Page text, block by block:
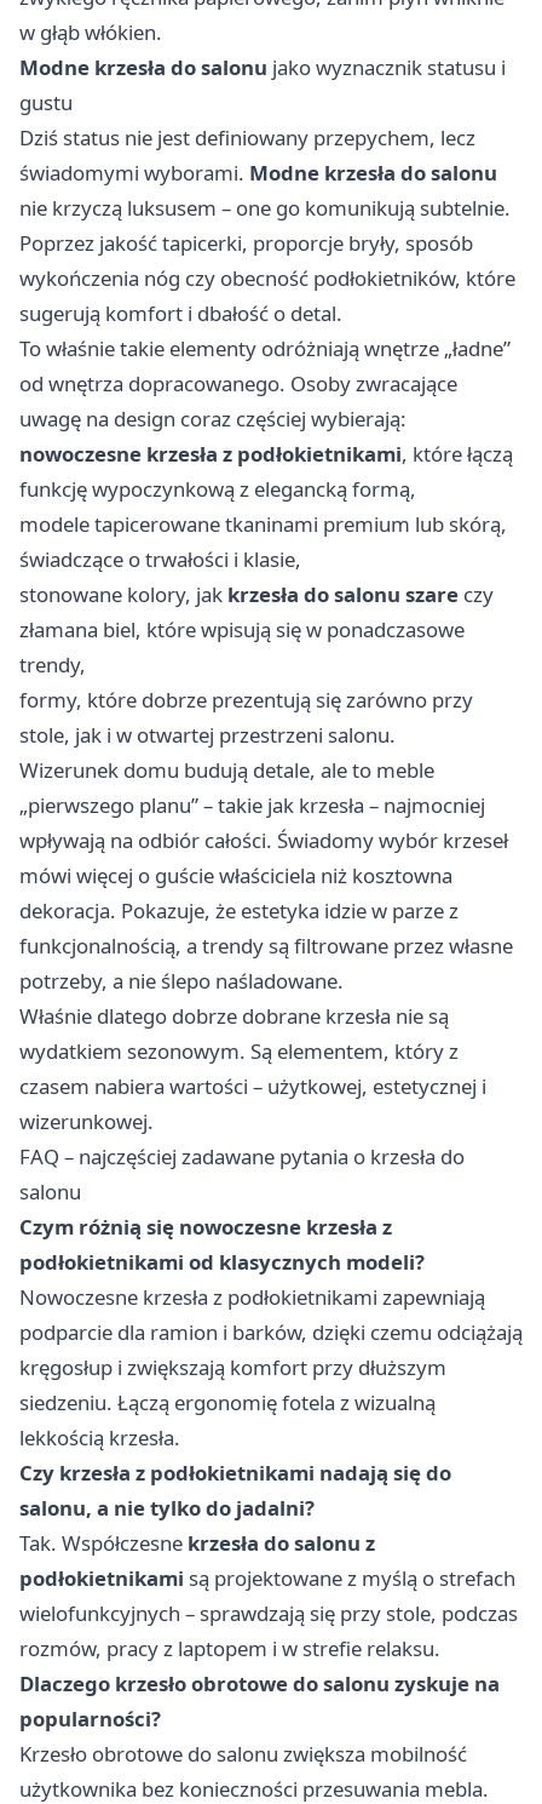
w głąb włókien.
Modne krzesła do salonu jako wyznacznik statusu i
gustu
Dziś status nie jest definiowany przepychem, lecz
świadomymi wyborami. Modne krzesła do salonu
nie krzyczą luksusem – one go komunikują subtelnie.
Poprzez jakość tapicerki, proporcje bryły, sposób
wykończenia nóg czy obecność podłokietników, które
sugerują komfort i dbałość o detal.
To właśnie takie elementy odróżniają wnętrze „ładne”
od wnętrza dopracowanego. Osoby zwracające
uwagę na design coraz częściej wybierają:
nowoczesne krzesła z podłokietnikami, które łączą
funkcję wypoczynkową z elegancką formą,
modele tapicerowane tkaninami premium lub skórą,
świadczące o trwałości i klasie,
stonowane kolory, jak krzesła do salonu szare czy
złamana biel, które wpisują się w ponadczasowe
trendy,
formy, które dobrze prezentują się zarówno przy
stole, jak i w otwartej przestrzeni salonu.
Wizerunek domu budują detale, ale to meble
„pierwszego planu” – takie jak krzesła – najmocniej
wpływają na odbiór całości. Świadomy wybór krzeseł
mówi więcej o guście właściciela niż kosztowna
dekoracja. Pokazuje, że estetyka idzie w parze z
funkcjonalnością, a trendy są filtrowane przez własne
potrzeby, a nie ślepo naśladowane.
Właśnie dlatego dobrze dobrane krzesła nie są
wydatkiem sezonowym. Są elementem, który z
czasem nabiera wartości – użytkowej, estetycznej i
wizerunkowej.
FAQ – najczęściej zadawane pytania o krzesła do
salonu
Czym różnią się nowoczesne krzesła z
podłokietnikami od klasycznych modeli?
Nowoczesne krzesła z podłokietnikami zapewniają
podparcie dla ramion i barków, dzięki czemu odciążają
kręgosłup i zwiększają komfort przy dłuższym
siedzeniu. Łączą ergonomię fotela z wizualną
lekkością krzesła.
Czy krzesła z podłokietnikami nadają się do
salonu, a nie tylko do jadalni?
Tak. Współczesne krzesła do salonu z
podłokietnikami są projektowane z myślą o strefach
wielofunkcyjnych – sprawdzają się przy stole, podczas
rozmów, pracy z laptopem i w strefie relaksu.
Dlaczego krzesło obrotowe do salonu zyskuje na
popularności?
Krzesło obrotowe do salonu zwiększa mobilność
użytkownika bez konieczności przesuwania mebla.